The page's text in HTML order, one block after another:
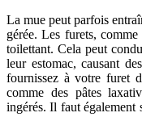
La mue peut parfois
gérée. Les furets,
toilettant. Cela peut
leur estomac, causant
fournissez à votre furet
comme des pâtes
ingérés. Il faut également